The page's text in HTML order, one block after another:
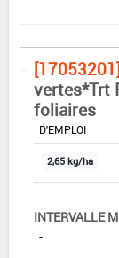
vertes*Trt
foliaires
DOSE MAX
D'EMPLOI
2,65 kg/ha
INTERVALLE
-